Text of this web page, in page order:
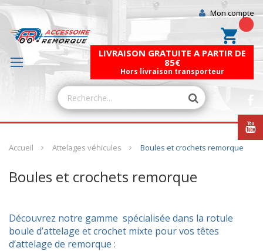
Mon compte
Mon
LIVRAISON GRATUITE A PARTIR DE
85€
Hors livraison transporteur
Accueil Attelages véhicules Boules et crochets remorque
Boules et crochets remorque
Découvrez notre gamme spécialisée dans la rotule
boule d’attelage et crochet mixte pour vos têtes
d’attelage de remorque :